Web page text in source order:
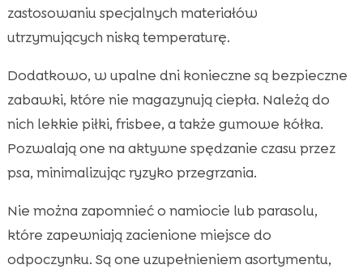
zastosowaniu specjalnych materiałów
utrzymujących niską temperaturę.
Dodatkowo, w upalne dni konieczne są bezpieczne
zabawki, które nie magazynują ciepła. Należą do
nich lekkie piłki, frisbee, a także gumowe kółka.
Pozwalają one na aktywne spędzanie czasu przez
psa, minimalizując ryzyko przegrzania.
Nie można zapomnieć o namiocie lub parasolu,
które zapewniają zacienione miejsce do
odpoczynku. Są one uzupełnieniem asortymentu,